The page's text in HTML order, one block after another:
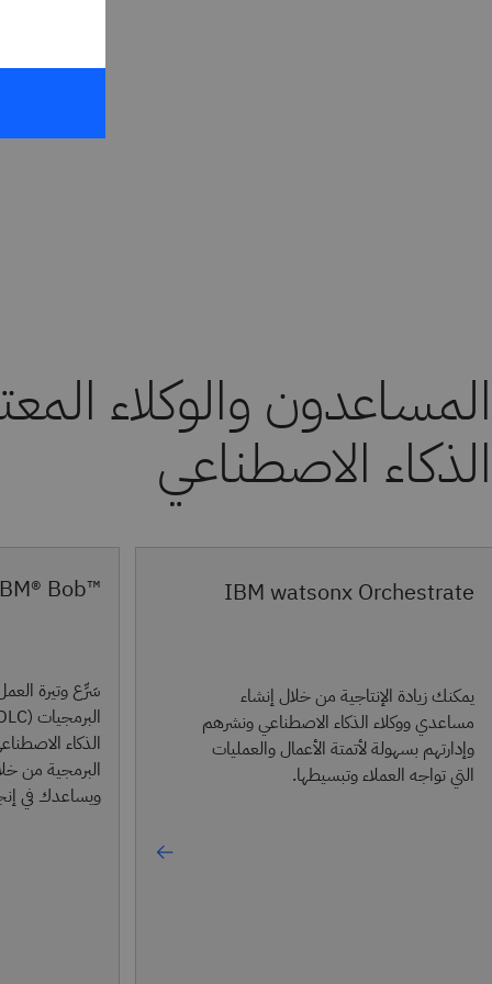
المساعدون والوكلاء
الذكاء الاصطناعي
IBM watsonx Orchestrate
يمكنك زيادة الإنتاجية من خلال إنشاء
مساعدي ووكلاء الذكاء الاصطناعي ونشرهم
وإدارتهم بسهولة لأتمتة الأعمال والعمليات
التي تواجه العملاء وتبسيطها.
™IBM® Bob
سَرِّع وتيرة
الذكاء
البرمجية من
ويساعدك في